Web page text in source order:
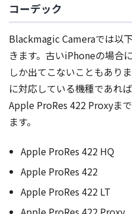
コーデック
Blackmagic Cameraでは以
きます。古いiPhoneの場合
しか出てこないこともあり
に対応している機種であれ
Apple ProRes 422 Proxyま
ます。
Apple ProRes 422 HQ
Apple ProRes 422
Apple ProRes 422 LT